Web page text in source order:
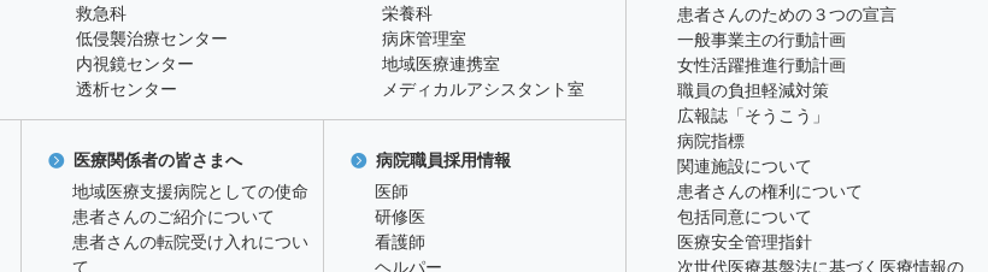
救急科
低侵襲治療センター
内視鏡センター
透析センター
栄養科
病床管理室
地域医療連携室
メディカルアシスタント室
医療関係者の皆さまへ
地域医療支援病院としての使命
患者さんのご紹介について
患者さんの転院受け入れについ
て
病院職員採用情報
医師
研修医
看護師
ヘルパー
患者さんのための３つの宣言
一般事業主の行動計画
女性活躍推進行動計画
職員の負担軽減対策
広報誌「そうこう」
病院指標
関連施設について
患者さんの権利について
包括同意について
医療安全管理指針
次世代医療基盤法に基づく医療情報の